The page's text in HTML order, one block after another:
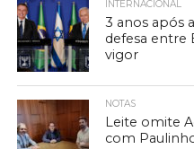
INTERNACIONAL
3 anos após
defesa entre
vigor
NOTAS
Leite omite
com